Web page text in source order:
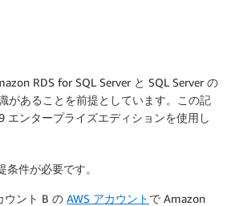
RDS for SQL Server と SQL Server の
があることを前提としています。この記
エンタープライズエディションを使用し
件が必要です。
ウント B の AWS アカウント で Amazon